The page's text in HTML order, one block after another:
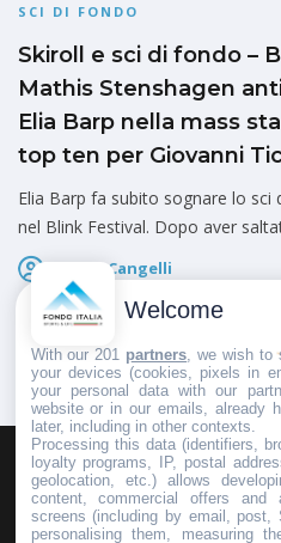
SCI DI FONDO
Skiroll e sci di fondo –
Mathis Stenshagen
Elia Barp nella mass
top ten per Giovanni
Elia Barp fa subito sognare lo
nel Blink Festival. Dopo aver
Marco Cangelli
Pubblicato il
HOMEPAGEREDAZIONEINVIA UN
PUBBLICITÀSCRIVI AL DIRETTORE
Welcome
With our 201 partners , we wish
your devices (cookies, pixels in
your personal data with our
website or in our emails, already
later, including in other contexts.
Processing this data (identifiers,
loyalty programs, IP, postal
geolocation, etc.) allows
content, commercial offers
screens (including by email, post,
personalising them, measuring